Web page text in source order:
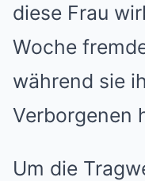
diese Frau
Woche
während sie
Verborgenen
Um die